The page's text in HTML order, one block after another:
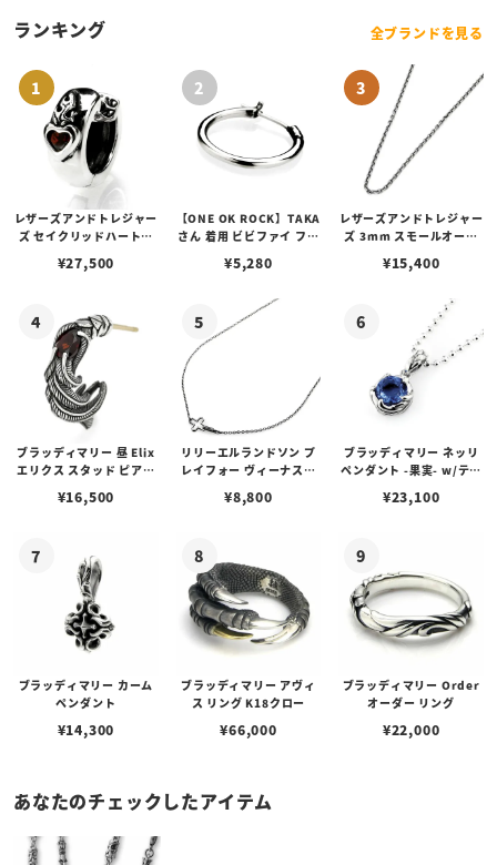
ランキング 全ブランドを見る
レザーズアンドトレジャー
ズ セイクリッドハートピ
¥27,500
【ONE OK ROCK】TAKA
さん 着用 ビビファイ フー
¥5,280
レザーズアンドトレジャー
ズ 3mm スモールオーバ
ブスタークラスプ＆LTロ
¥15,400
ブラッディマリー 昼 Elix
エリクス スタッド ピアス
¥16,500
リリーエルランドソン プ
レイフォー ヴィーナスチ
¥8,800
ブラッディマリー ネッリ
ペンダント -果実- w/ティ
¥23,100
ブラッディマリー カーム
ペンダント
¥14,300
ブラッディマリー アヴィ
ス リング K18クロー
¥66,000
ブラッディマリー Order
オーダー リング
¥22,000
あなたのチェックしたアイテム